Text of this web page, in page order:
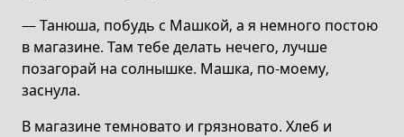
— Танюша, побудь с Машкой, а я немного постою
в магазине. Там тебе делать нечего, лучше
позагорай на солнышке. Машка, по-моему,
заснула.
В магазине темновато и грязновато. Хлеб и